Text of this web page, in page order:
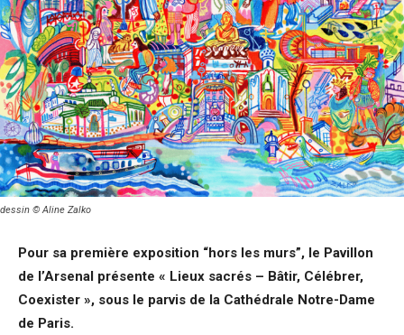
dessin © Aline Zalko
Pour sa première exposition “hors les murs”, le Pavillon
de l’Arsenal présente « Lieux sacrés – Bâtir, Célébrer,
Coexister », sous le parvis de la Cathédrale Notre-Dame
de Paris.